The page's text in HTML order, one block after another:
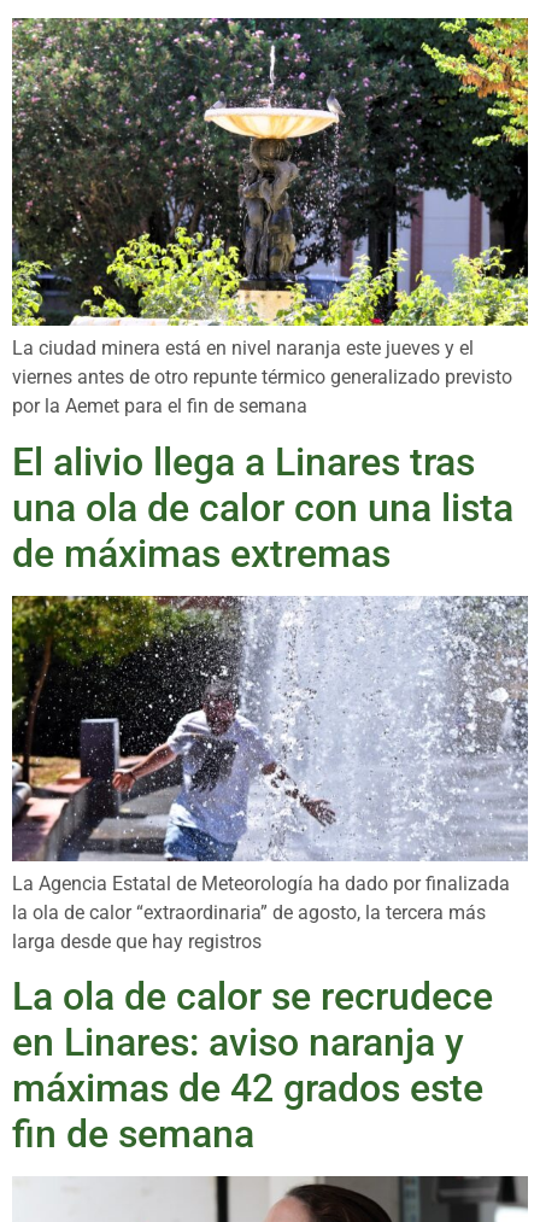
La ciudad minera está en nivel naranja este jueves y el
viernes antes de otro repunte térmico generalizado previsto
por la Aemet para el fin de semana
El alivio llega a Linares tras
una ola de calor con una lista
de máximas extremas
La Agencia Estatal de Meteorología ha dado por finalizada
la ola de calor “extraordinaria” de agosto, la tercera más
larga desde que hay registros
La ola de calor se recrudece
en Linares: aviso naranja y
máximas de 42 grados este
fin de semana